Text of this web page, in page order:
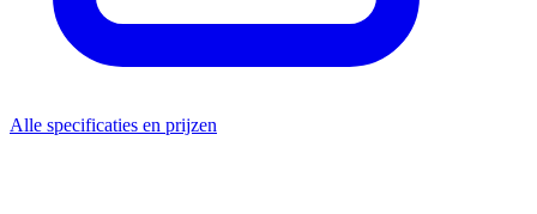
Alle specificaties en prijzen